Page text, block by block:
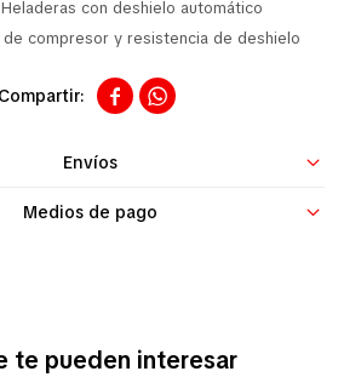
con deshielo automático
de compresor y resistencia de deshielo
 
Envíos
Medios de pago
te pueden interesar